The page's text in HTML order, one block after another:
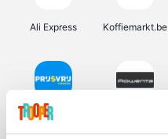
Ali Express Koffiemarkt.be
Prijsvrij